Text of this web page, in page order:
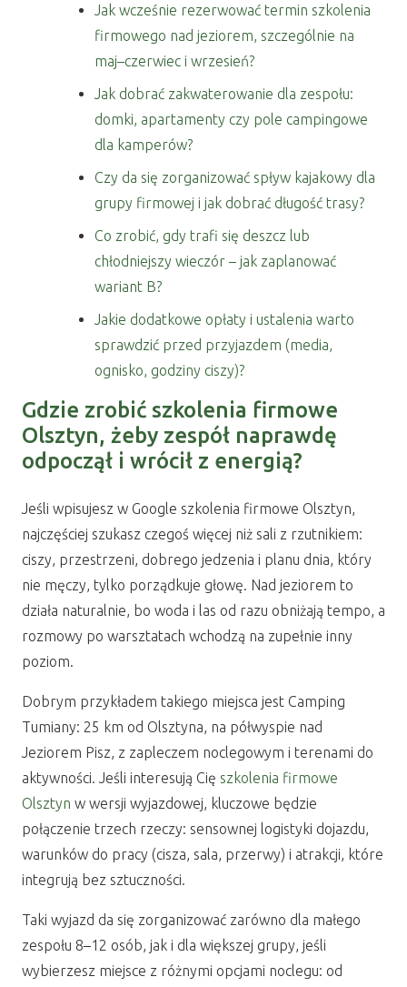
Jak wcześnie rezerwować termin szkolenia
firmowego nad jeziorem, szczególnie na
maj–czerwiec i wrzesień?
Jak dobrać zakwaterowanie dla zespołu:
domki, apartamenty czy pole campingowe
dla kamperów?
Czy da się zorganizować spływ kajakowy dla
grupy firmowej i jak dobrać długość trasy?
Co zrobić, gdy trafi się deszcz lub
chłodniejszy wieczór – jak zaplanować
wariant B?
Jakie dodatkowe opłaty i ustalenia warto
sprawdzić przed przyjazdem (media,
ognisko, godziny ciszy)?
Gdzie zrobić szkolenia firmowe
Olsztyn, żeby zespół naprawdę
odpoczął i wrócił z energią?
Jeśli wpisujesz w Google szkolenia firmowe Olsztyn,
najczęściej szukasz czegoś więcej niż sali z rzutnikiem:
ciszy, przestrzeni, dobrego jedzenia i planu dnia, który
nie męczy, tylko porządkuje głowę. Nad jeziorem to
działa naturalnie, bo woda i las od razu obniżają tempo, a
rozmowy po warsztatach wchodzą na zupełnie inny
poziom.
Dobrym przykładem takiego miejsca jest Camping
Tumiany: 25 km od Olsztyna, na półwyspie nad
Jeziorem Pisz, z zapleczem noclegowym i terenami do
aktywności. Jeśli interesują Cię szkolenia firmowe
Olsztyn w wersji wyjazdowej, kluczowe będzie
połączenie trzech rzeczy: sensownej logistyki dojazdu,
warunków do pracy (cisza, sala, przerwy) i atrakcji, które
integrują bez sztuczności.
Taki wyjazd da się zorganizować zarówno dla małego
zespołu 8–12 osób, jak i dla większej grupy, jeśli
wybierzesz miejsce z różnymi opcjami noclegu: od